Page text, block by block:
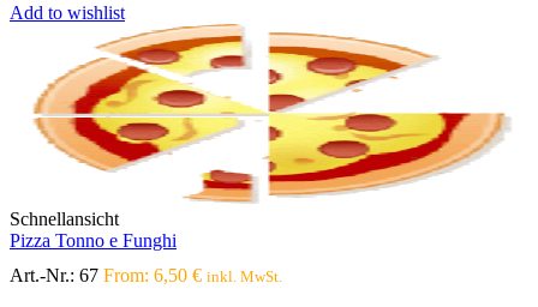
Add to wishlist
Schnellansicht
Pizza Tonno e Funghi
Art.-Nr.: 67 From: 6,50 € inkl. MwSt.